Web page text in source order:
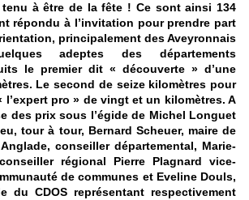
à être de la fête ! Ce sont ainsi 134
répondu à l’invitation pour prendre part
principalement des Aveyronnais
adeptes des départements
le premier dit « découverte » d’une
Le second de seize kilomètres pour
l’expert pro » de vingt et un kilomètres. A
des prix sous l’égide de Michel Longuet
tour à tour, Bernard Scheuer, maire de
conseiller départemental, Marie-
régional Pierre Plagnard vice-
de communes et Eveline Douls,
du CDOS représentant respectivement